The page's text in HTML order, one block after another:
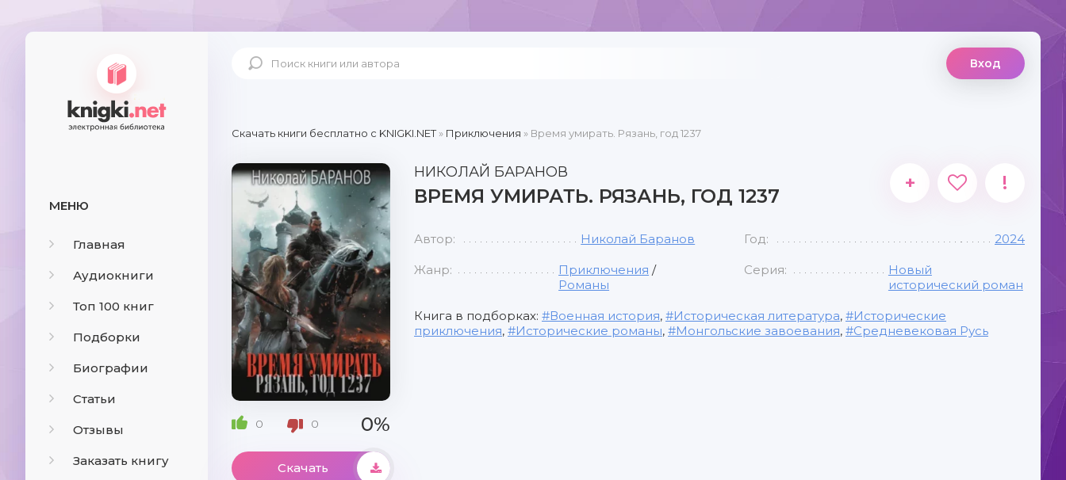
МЕНЮ
Главная
Аудиокниги
Топ 100 книг
Подборки
Биографии
Статьи
Отзывы
Заказать книгу
Вход
Скачать книги бесплатно c KNIGKI.NET» Приключения » Время умирать. Рязань, год 1237
0 0 0%
Скачать
НИКОЛАЙ БАРАНОВ
ВРЕМЯ УМИРАТЬ. РЯЗАНЬ, ГОД 1237
+ !
Автор: Николай Баранов Год: 2024
Жанр: Приключения /
Романы
Серия:
Новый
исторический роман
Книга в подборках: Военная история, Историческая литература,
Исторические
приключения, Исторические романы, Монгольские завоевания, Средневековая Русь